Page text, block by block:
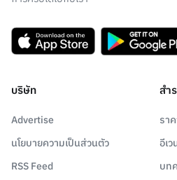
บริษัท
Advertise
นโยบายความเป็นส่วนตัว
RSS Feed
สำ
รา
อีเ
บท